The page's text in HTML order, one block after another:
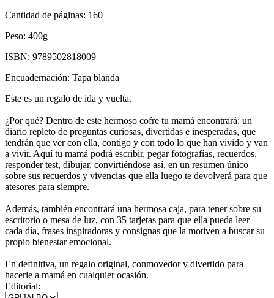
Cantidad de páginas: 160
Peso: 400g
ISBN: 9789502818009
Encuadernación: Tapa blanda
Este es un regalo de ida y vuelta.
¿Por qué? Dentro de este hermoso cofre tu mamá encontrará: un
diario repleto de preguntas curiosas, divertidas e inesperadas, que
tendrán que ver con ella, contigo y con todo lo que han vivido y van
a vivir. Aquí tu mamá podrá escribir, pegar fotografías, recuerdos,
responder test, dibujar, convirtiéndose así, en un resumen único
sobre sus recuerdos y vivencias que ella luego te devolverá para que
atesores para siempre.
Además, también encontrará una hermosa caja, para tener sobre su
escritorio o mesa de luz, con 35 tarjetas para que ella pueda leer
cada día, frases inspiradoras y consignas que la motiven a buscar su
propio bienestar emocional.
En definitiva, un regalo original, conmovedor y divertido para
hacerle a mamá en cualquier ocasión.
Editorial: